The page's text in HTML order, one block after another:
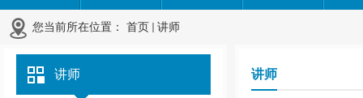
您当前所在位置： 首页 讲师
讲师 讲师